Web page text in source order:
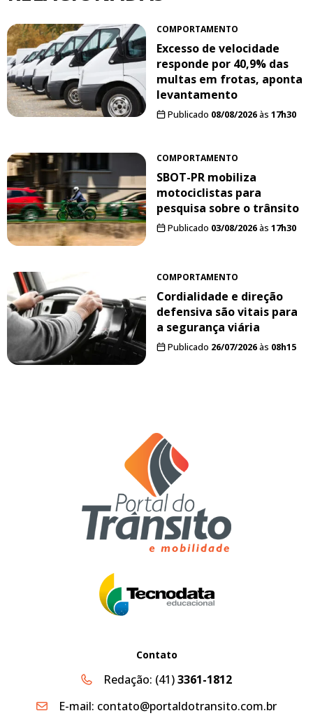
COMPORTAMENTO
Excesso de velocidade
responde por 40,9% das
multas em frotas, aponta
levantamento
Publicado 08/08/2026às 17h30
COMPORTAMENTO
SBOT-PR mobiliza
motociclistas para
pesquisa sobre o trânsito
Publicado 03/08/2026às 17h30
COMPORTAMENTO
Cordialidade e direção
defensiva são vitais para
a segurança viária
Publicado 26/07/2026às 08h15
Contato
Redação: (41)3361-1812
E-mail: contato@portaldotransito.com.br